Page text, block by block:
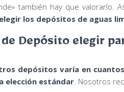
también hay que valorarlo.
los depósitos de aguas
de Depósito elegir
depósitos varía en
elección estándar. Nosotros